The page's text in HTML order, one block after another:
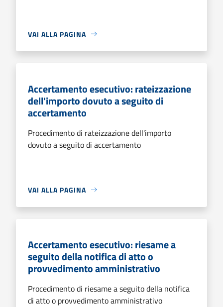
VAI ALLA PAGINA
Accertamento esecutivo: rateizzazione
dell'importo dovuto a seguito di
accertamento
Procedimento di rateizzazione dell'importo
dovuto a seguito di accertamento
VAI ALLA PAGINA
Accertamento esecutivo: riesame a
seguito della notifica di atto o
provvedimento amministrativo
Procedimento di riesame a seguito della notifica
di atto o provvedimento amministrativo